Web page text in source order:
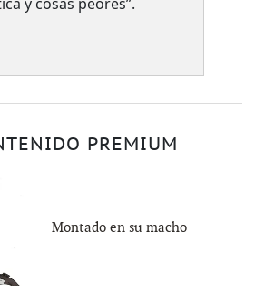
PREMIUM
Montado en su macho